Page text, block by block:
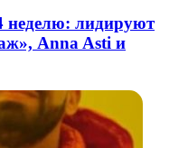
неделю: лидируют
Anna Asti и